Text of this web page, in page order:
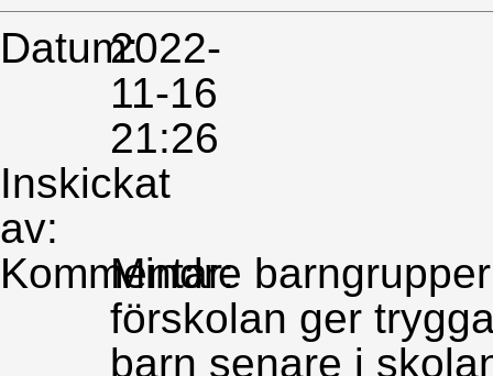
Datum:2022-
11-16
21:26
Inskickat
av:
Kommentar:
Mindre
förskolan ger
barn senare i